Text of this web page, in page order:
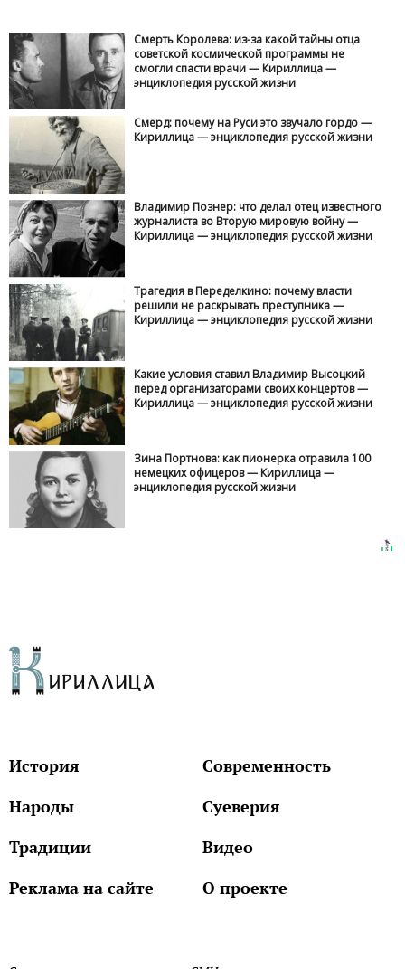
Смерть Королева: из-за какой тайны отца
советской космической программы не
смогли спасти врачи — Кириллица —
энциклопедия русской жизни
Смерд: почему на Руси это звучало гордо —
Кириллица — энциклопедия русской жизни
Владимир Познер: что делал отец известного
журналиста во Вторую мировую войну —
Кириллица — энциклопедия русской жизни
Трагедия в Переделкино: почему власти
решили не раскрывать преступника —
Кириллица — энциклопедия русской жизни
Какие условия ставил Владимир Высоцкий
перед организаторами своих концертов —
Кириллица — энциклопедия русской жизни
Зина Портнова: как пионерка отравила 100
немецких офицеров — Кириллица —
энциклопедия русской жизни
История
Современность
Народы
Суеверия
Традиции
Видео
Реклама на сайте
О проекте